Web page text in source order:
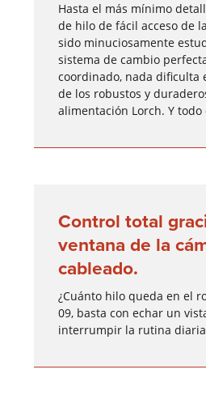
Hasta el más mínimo
de hilo de fácil acceso de
sido minuciosamente
sistema de cambio
coordinado, nada dificulta
de los robustos y
alimentación Lorch. Y
Control total
ventana de la
cableado.
¿Cuánto hilo queda en el
09, basta con echar un
interrumpir la rutina